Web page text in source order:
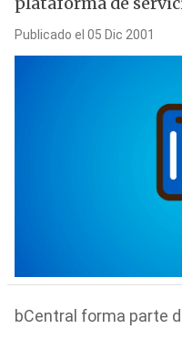
Publicado el 05 Dic 2001
bCentral forma parte